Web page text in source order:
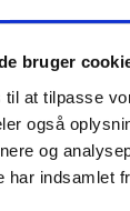
bruger
at tilpasse
også
og
har indsamlet